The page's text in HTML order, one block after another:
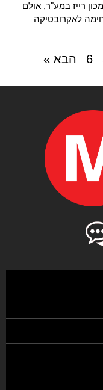
רייז במע"ר, אולם
לאקרובטיקה
6 הבא »